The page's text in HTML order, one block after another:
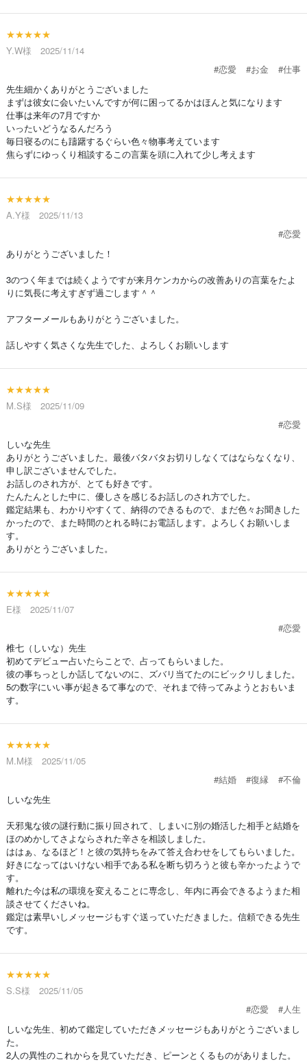
★★★★★
Y.W様 2025/11/14
#恋愛
#お金
#仕事
先生細かくありがとうございました
まずは彼女に会いたいんですが何に困ってるかはほんと気になります
仕事は来年の7月ですか
いったいどうなるんだろう
毎日寝るのにも躊躇するぐらい色々物事考えています
焦らずにゆっくり相談するこの言葉を頭に入れて少し考えます
★★★★★
A.Y様 2025/11/13
#恋愛
ありがとうございました！
3のつく年までは続くようですが来月ケンカからの改善ありの言葉をたよ
りに気長に考えすぎず過ごします＾＾
アフターメールもありがとうございました。
話しやすく気さくな先生でした、よろしくお願いします
★★★★★
M.S様 2025/11/09
#恋愛
しいな先生
ありがとうございました。最後バタバタお切りしなくてはならなくなり、
申し訳ございませんでした。
お話しのされ方が、とても好きです。
たんたんとした中に、優しさを感じるお話しのされ方でした。
鑑定結果も、わかりやすくて、納得のできるもので、まだ色々お聞きした
かったので、また時間のとれる時にお電話します。よろしくお願いしま
す。
ありがとうございました。
★★★★★
E様 2025/11/07
#恋愛
椎七（しいな）先生
初めてデビュー占いたらことで、占ってもらいました。
彼の事ちっとしか話してないのに、ズバリ当てたのにビックリしました。
5の数字にいい事が起きるて事なので、それまで待ってみようとおもいま
す。
★★★★★
M.M様 2025/11/05
#結婚
#復縁
#不倫
しいな先生
天邪鬼な彼の謎行動に振り回されて、しまいに別の婚活した相手と結婚を
ほのめかしてさよならされた辛さを相談しました。
ははぁ、なるほど！と彼の気持ちをみて答え合わせをしてもらいました。
好きになってはいけない相手である私を断ち切ろうと彼も辛かったようで
す。
離れた今は私の環境を変えることに専念し、年内に再会できるようまた相
談させてくださいね。
鑑定は素早いしメッセージもすぐ送っていただきました。信頼できる先生
です。
★★★★★
S.S様 2025/11/05
#恋愛
#人生
しいな先生、初めて鑑定していただきメッセージもありがとうございまし
た。
2人の異性のこれからを見ていただき、ピーンとくるものがありました。